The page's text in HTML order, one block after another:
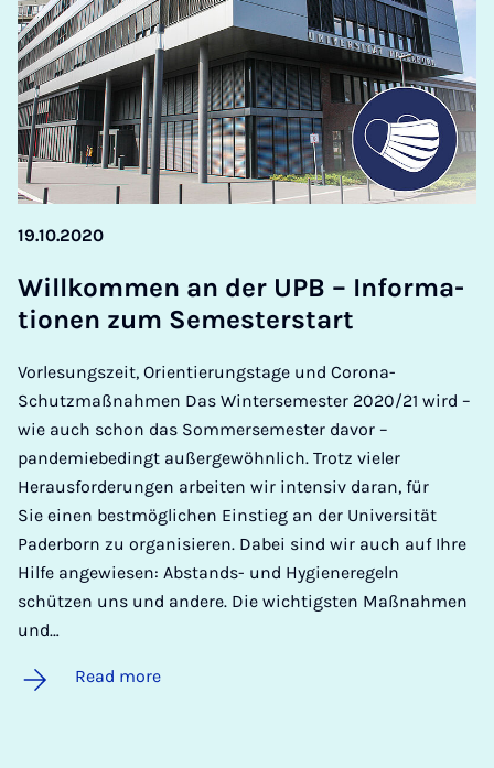
19.10.2020
Willkom­men an der UPB – In­form­a­
tion­en zum Semester­start
Vorlesungszeit, Orientierungstage und Corona-
Schutzmaßnahmen Das Wintersemester 2020/21 wird –
wie auch schon das Sommersemester davor –
pandemiebedingt außergewöhnlich. Trotz vieler
Herausforderungen arbeiten wir intensiv daran, für
Sie einen bestmöglichen Einstieg an der Universität
Paderborn zu organisieren. Dabei sind wir auch auf Ihre
Hilfe angewiesen: Abstands- und Hygieneregeln
schützen uns und andere. Die wichtigsten Maßnahmen
und…
Read more